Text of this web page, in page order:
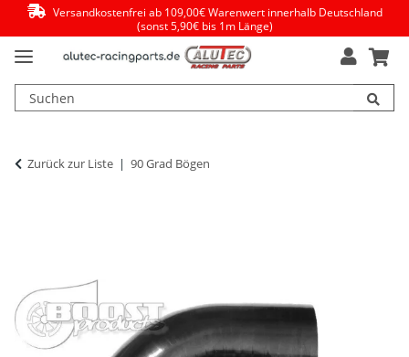
Versandkostenfrei ab 109,00€ Warenwert innerhalb Deutschland
(sonst 5,90€ bis 1m Länge)
Zurück zur Liste 90 Grad Bögen